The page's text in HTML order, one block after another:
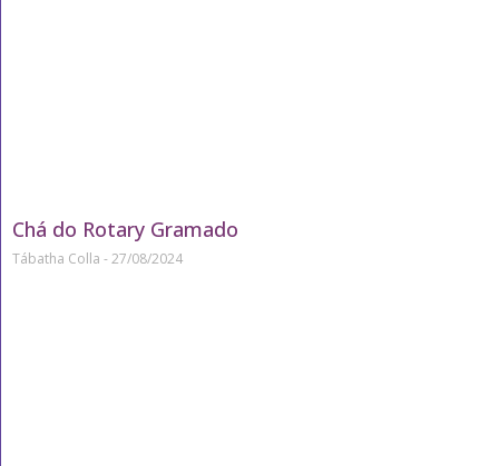
Chá do Rotary Gramado
Tábatha Colla 27/08/2024